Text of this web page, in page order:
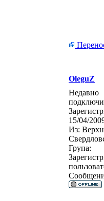
OleguZ
Недавно
15/04/
Из:
Група: